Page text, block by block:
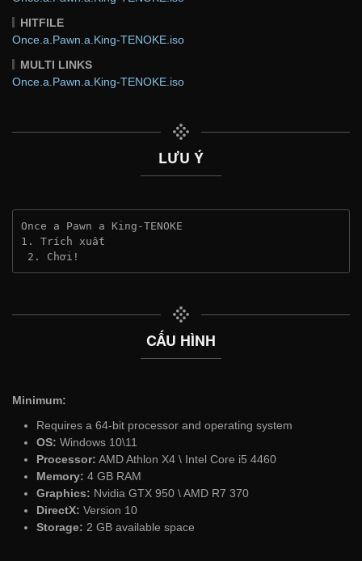
HITFILE
Once.a.Pawn.a.King-TENOKE.iso
MULTI LINKS
Once.a.Pawn.a.King-TENOKE.iso
LƯU Ý
Once a Pawn a King-TENOKE
1. Trích xuất
2. Chơi!
CẤU HÌNH
Minimum:
Requires a 64-bit processor and operating system
OS: Windows 10\11
Processor: AMD Athlon X4 \ Intel Core i5 4460
Memory: 4 GB RAM
Graphics: Nvidia GTX 950 \ AMD R7 370
DirectX: Version 10
Storage: 2 GB available space